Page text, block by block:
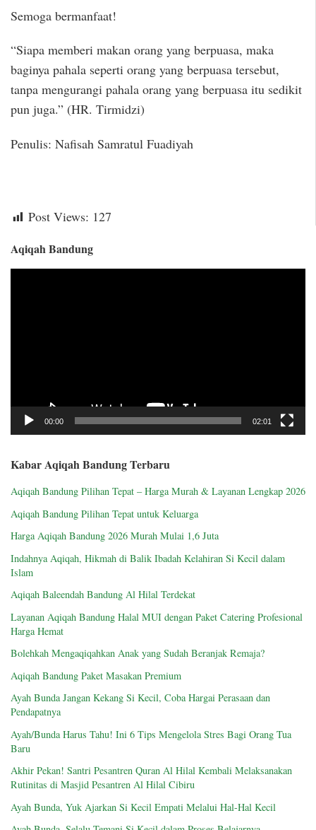
Semoga bermanfaat!
“Siapa memberi makan orang yang berpuasa, maka
baginya pahala seperti orang yang berpuasa tersebut,
tanpa mengurangi pahala orang yang berpuasa itu sedikit
pun juga.” (HR. Tirmidzi)
Penulis: Nafisah Samratul Fuadiyah
Post Views: 127
Aqiqah Bandung
00:00 02:01
Kabar Aqiqah Bandung Terbaru
Aqiqah Bandung Pilihan Tepat – Harga Murah & Layanan Lengkap 2026
Aqiqah Bandung Pilihan Tepat untuk Keluarga
Harga Aqiqah Bandung 2026 Murah Mulai 1,6 Juta
Indahnya Aqiqah, Hikmah di Balik Ibadah Kelahiran Si Kecil dalam
Islam
Aqiqah Baleendah Bandung Al Hilal Terdekat
Layanan Aqiqah Bandung Halal MUI dengan Paket Catering Profesional
Harga Hemat
Bolehkah Mengaqiqahkan Anak yang Sudah Beranjak Remaja?
Aqiqah Bandung Paket Masakan Premium
Ayah Bunda Jangan Kekang Si Kecil, Coba Hargai Perasaan dan
Pendapatnya
Ayah/Bunda Harus Tahu! Ini 6 Tips Mengelola Stres Bagi Orang Tua
Baru
Akhir Pekan! Santri Pesantren Quran Al Hilal Kembali Melaksanakan
Rutinitas di Masjid Pesantren Al Hilal Cibiru
Ayah Bunda, Yuk Ajarkan Si Kecil Empati Melalui Hal-Hal Kecil